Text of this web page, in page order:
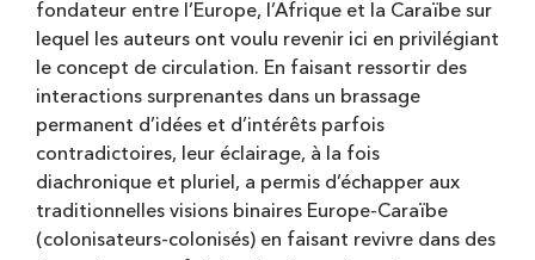
fondateur entre l’Europe, l’Afrique et la Caraïbe sur
lequel les auteurs ont voulu revenir ici en privilégiant
le concept de circulation. En faisant ressortir des
interactions surprenantes dans un brassage
permanent d’idées et d’intérêts parfois
contradictoires, leur éclairage, à la fois
diachronique et pluriel, a permis d’échapper aux
traditionnelles visions binaires Europe-Caraïbe
(colonisateurs-colonisés) en faisant revivre dans des